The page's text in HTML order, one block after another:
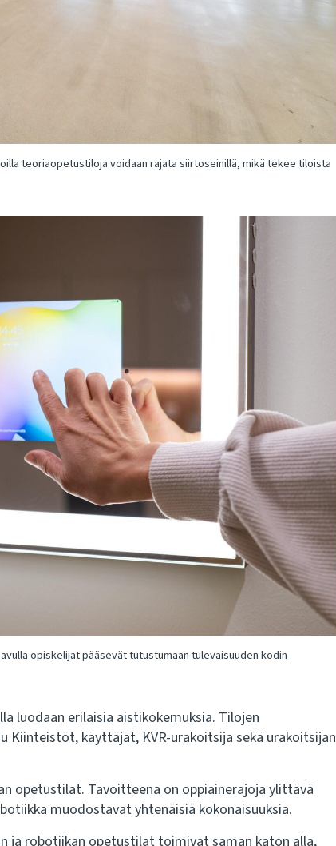
teoriaopetustiloja voidaan rajata siirtoseinillä, mikä tekee tiloista
opiskelijat pääsevät tutustumaan tulevaisuuden kodin
luodaan erilaisia aistikokemuksia. Tilojen
Kiinteistöt, käyttäjät, KVR-urakoitsija sekä urakoitsijan
opetustilat. Tavoitteena on oppiainerajoja ylittävä
muodostavat yhtenäisiä kokonaisuuksia.
ja robotiikan opetustilat toimivat saman katon alla,